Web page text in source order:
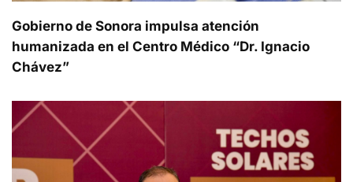
Gobierno de Sonora impulsa atención
humanizada en el Centro Médico “Dr. Ignacio
Chávez”